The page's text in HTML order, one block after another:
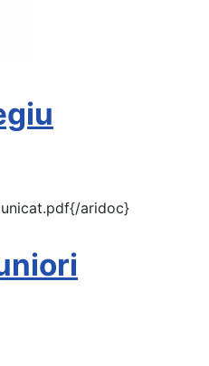
aridoc}